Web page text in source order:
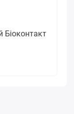
Біоконтакт